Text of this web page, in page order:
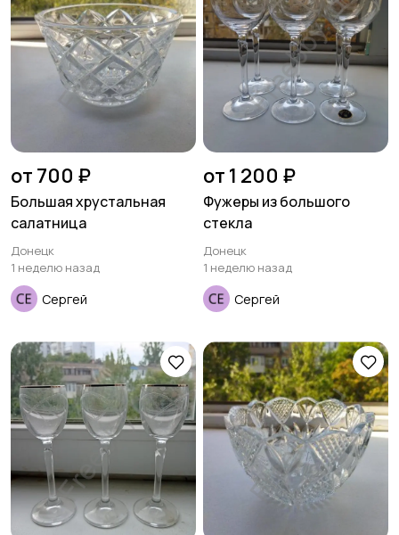
от 700 ₽
Большая хрустальная
салатница
Донецк
1 неделю назад
Сергей
от 1 200 ₽
Фужеры из большого
стекла
Донецк
1 неделю назад
Сергей